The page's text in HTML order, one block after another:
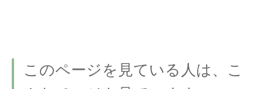
このページを見ている人は、こ